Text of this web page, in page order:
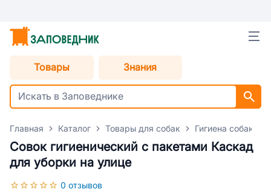
Товары Знания
Главная Каталог Товары для собак Гигиена собак
Совок гигиенический с пакетами Каскад
для уборки на улице
0 отзывов